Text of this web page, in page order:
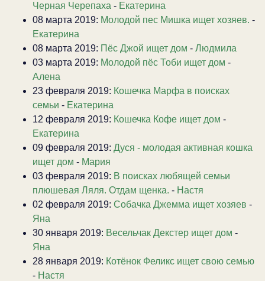
Черная Черепаха - Екатерина
08 марта 2019: Молодой пес Мишка ищет хозяев. -
Екатерина
08 марта 2019: Пёс Джой ищет дом - Людмила
03 марта 2019: Молодой пёс Тоби ищет дом -
Алена
23 февраля 2019: Кошечка Марфа в поисках
семьи - Екатерина
12 февраля 2019: Кошечка Кофе ищет дом -
Екатерина
09 февраля 2019: Дуся - молодая активная кошка
ищет дом - Мария
03 февраля 2019: В поисках любящей семьи
плюшевая Ляля. Отдам щенка. - Настя
02 февраля 2019: Собачка Джемма ищет хозяев -
Яна
30 января 2019: Весельчак Декстер ищет дом -
Яна
28 января 2019: Котёнок Феликс ищет свою семью
- Настя